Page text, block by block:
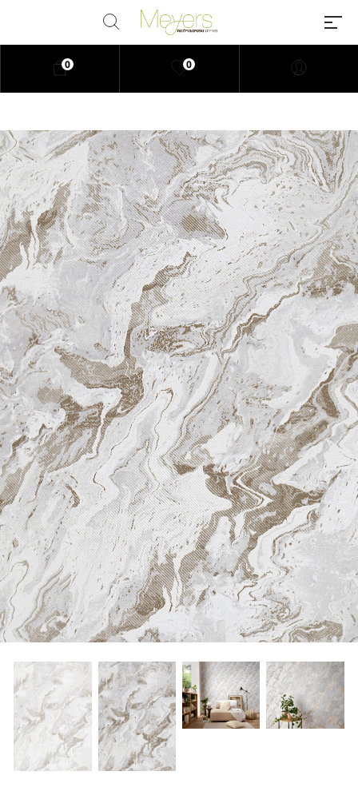
Millions of people around the
world visit Envato to buy and sell
creative assets, use smart design
templates, learn creative skills or
even hire freelancers. With an
industry-leading marketplace
paired with an unlimited
subscription service, Envato
helps creatives like you get
projects done faster.
About Envato
Careers
Privacy Policy
Sitemap
Community
Blog
Forums
Meetups
0
0